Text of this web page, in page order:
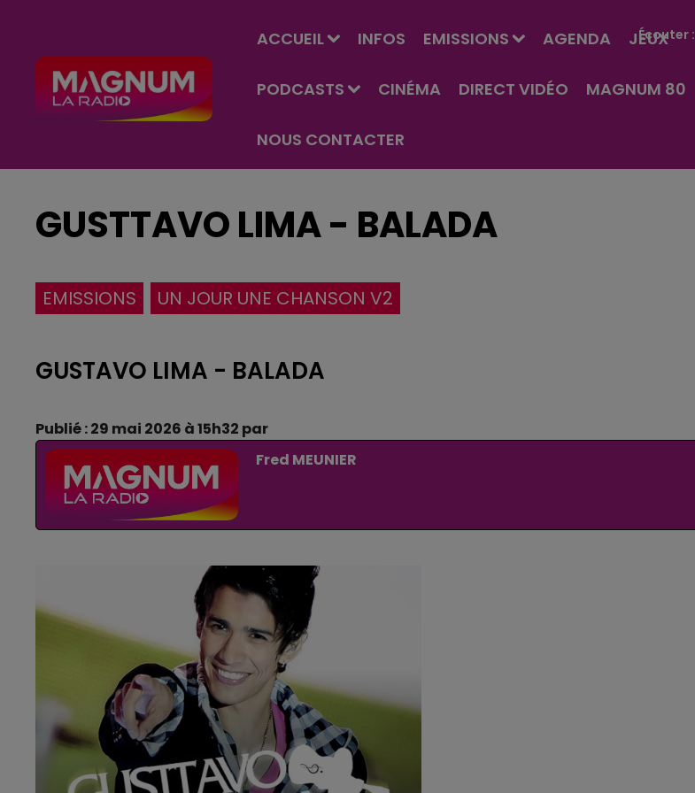
ACCUEIL INFOS EMISSIONS AGENDA JEUX
PODCASTS CINÉMA DIRECT VIDÉO MAGNUM 80
NOUS CONTACTER
Écouter :
GUSTTAVO LIMA - BALADA
EMISSIONS UN JOUR UNE CHANSON V2
GUSTAVO LIMA - BALADA
Publié : 29 mai 2026 à 15h32 par
Fred MEUNIER